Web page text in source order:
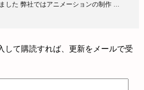
した 弊社ではアニメーションの制作 ...
して購読すれば、更新をメールで受